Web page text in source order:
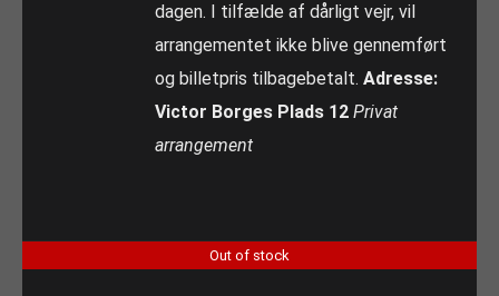
dagen. I tilfælde af dårligt vejr, vil
arrangementet ikke blive gennemført
og billetpris tilbagebetalt.Adresse:
Victor Borges Plads 12 Privat
arrangement
Out of stock